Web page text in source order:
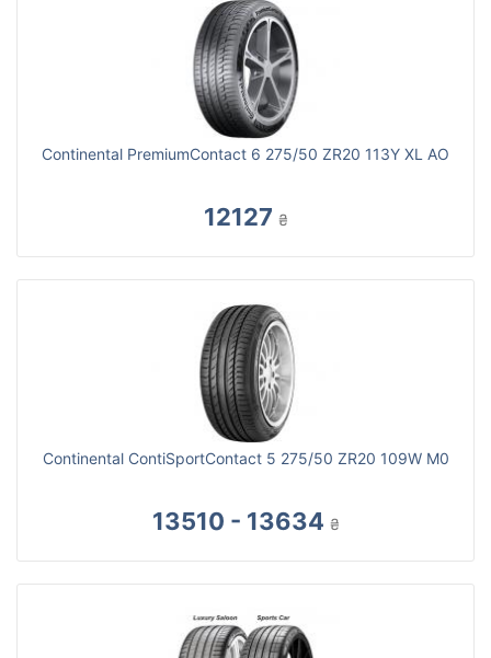
Continental PremiumContact 6 275/50 ZR20 113Y XL AO
12127 ₴
Continental ContiSportContact 5 275/50 ZR20 109W M0
13510 - 13634 ₴